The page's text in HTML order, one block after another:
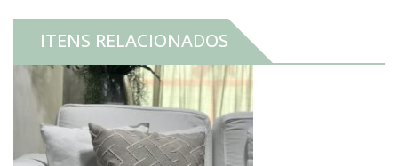
ITENS RELACIONADOS